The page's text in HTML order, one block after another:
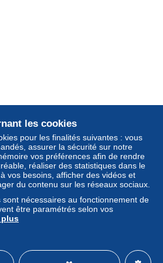
pas par
site
Un achat non payé peut
au niveau du compte
vente du vendeur comportent
nulles et non avenues. Les
du site Delcampe, telles
lesconditions d’utilisation , sont
être payés dans les 14 jours
aux favoris
les cookies
pour les finalités suivantes : vous
assurer la sécurité sur notre
vos préférences afin de rendre
réaliser des statistiques dans le
vos besoins, afficher des vidéos et
du contenu sur les réseaux sociaux.
nécessaires au fonctionnement de
être paramétrés selon vos
plus